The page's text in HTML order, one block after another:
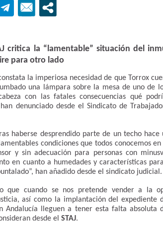
critica la “lamentable” situación del
para otro lado
la imperiosa necesidad de que Torrox
una lámpara sobre la mesa de uno de
con las fatales consecuencias qué
denunciado desde el Sindicato de
haberse desprendido parte de un techo hace
condiciones que todos conocemos
y sin adecuación para personas con
en cuanto a humedades y características
han añadido desde el sindicato judicial.
que cuando se nos pretende vender a la
así como la implantación del expediente
Andalucía lleguen a tener esta falta absoluta
desde el STAJ.